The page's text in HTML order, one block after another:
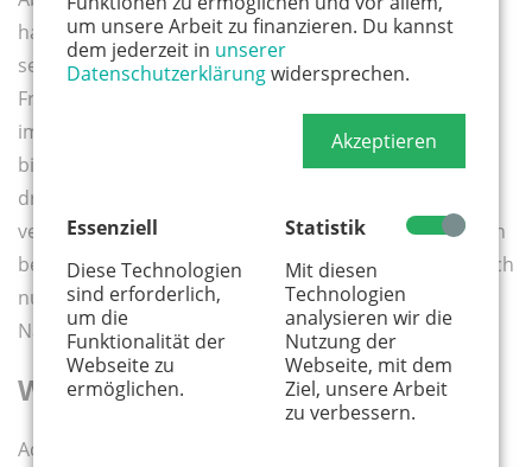
um unsere Arbeit zu finanzieren. Du kannst
dem jederzeit in unserer
Datenschutzerklärungwidersprechen.
Akzeptieren
Essenziell
Diese Technologien
sind erforderlich,
um die
Funktionalität der
Webseite zu
ermöglichen.
Statistik
Mit diesen
Technologien
analysieren wir die
Nutzung der
Webseite, mit dem
Ziel, unsere Arbeit
zu verbessern.
habe ich das Gefühl, nicht mehr ganz so talentfrei zu
sein, was das Nähen angeht. Mit einer unglaublichen
Freundlichkeit, Ausdauer und Geduld hat sie uns
immer wieder motiviert (und uns auch ein kleines
bisschen das Gefühl gegeben, dass wir es WIRKLICH
drauf haben ;)) und uns zu wunderbaren Dingen
verholfen. Dabei hat sie gleichzeitig auch noch Kunden
bedient, die zum Stoffkaufen vorbeikamen oder einfach
nur eine Frage hatten oder Hilfestellung bei einem
Nähstück brauchten.
Wunderschöne Stoffe
Ach - und was die Stoffe angeht: Inhaberin Susanne